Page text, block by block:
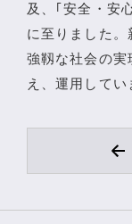
及、｢安全・安
に至りました。
強靱な社会の実
え、運用してい